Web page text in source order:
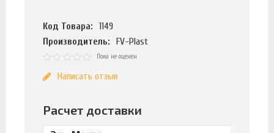
Код Товара:
1149
Производитель:
FV-Plast
Пока не оценен
Написать отзыв
Расчет доставки